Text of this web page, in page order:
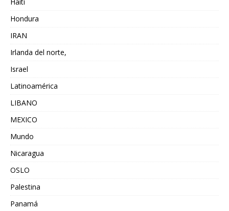
Hondura
IRAN
Irlanda del norte,
Israel
Latinoamérica
LIBANO
MEXICO
Mundo
Nicaragua
OSLO
Palestina
Panamá